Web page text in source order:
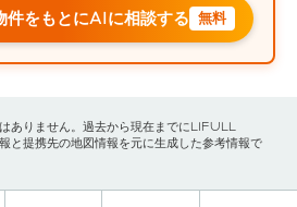
件をもとにAIに相談する 無料
ありません。過去から現在までにLIFULL
と提携先の地図情報を元に生成した参考情報で